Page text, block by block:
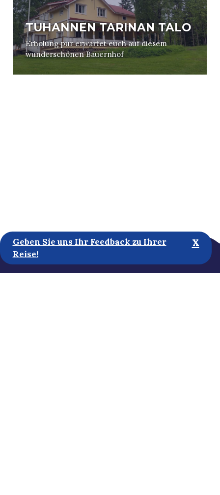
TUHANNEN TARINAN TALO
Erholung pur erwartet euch auf diesem
wunderschönen Bauernhof
Geben Sie uns Ihr Feedback zu Ihrer
Reise!
x